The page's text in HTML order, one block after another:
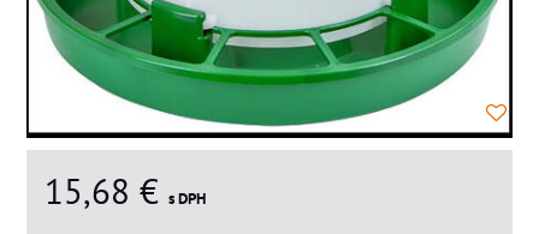
15,68 € s DPH